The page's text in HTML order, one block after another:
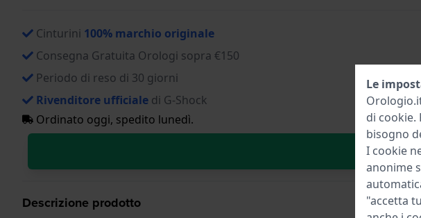
Cinturini 100% marchio originale
Consegna Gratuita Orologi sopra €150
Periodo di reso di 30 giorni
Rivenditore ufficiale di G-Shock
Ordinato oggi, spedito lunedì.
Descrizione prodotto
Le
di cookie.
bisogno
I cookie
anonime
"accetta